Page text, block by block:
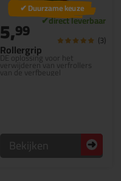
Rollergrip
DE oplossing voor het
verwijderen van verfrollers
van de verfbeugel
✔ Duurzame keuze
5,99 (3)
Bekijken